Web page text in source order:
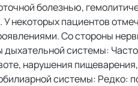
болезнью,
пациентов
Со стороны
системы:
нарушения
системы: Редко: